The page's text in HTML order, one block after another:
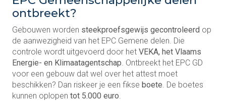
ontbreekt?
Gebouwen worden steekproefsgewijs gecontroleerd op
de aanwezigheid van het EPC Gemene delen. Die
controle wordt uitgevoerd door het VEKA, het Vlaams
Energie- en Klimaatagentschap . Ontbreekt het EPC GD
voor een gebouw dat wel over het attest moet
beschikken? Dan riskeer je een fikse boete . De boetes
kunnen oplopen tot 5.000 euro